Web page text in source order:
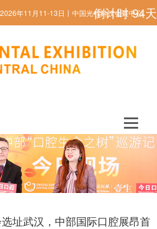
年11月11-13日丨中国光谷科技会展中心
倒计时94天
址武汉，中部国际口腔展昂首